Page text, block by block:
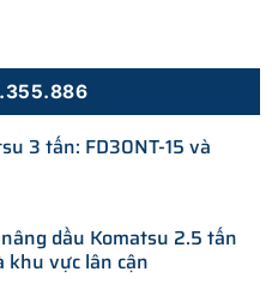
3 tấn: FD30NT-15 và
dầu Komatsu 2.5 tấn
khu vực lân cận